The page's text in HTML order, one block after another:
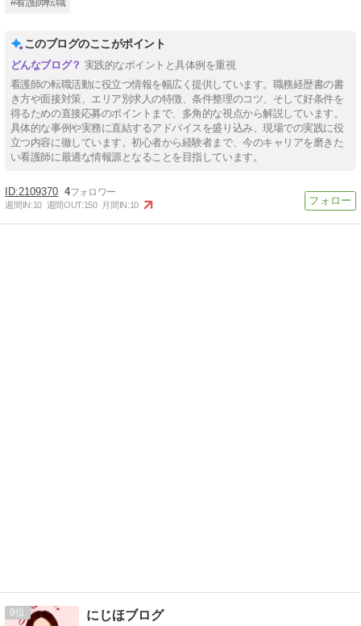
このブログのここがポイント
実践的なポイントと具体例を重視
看護師の転職活動に役立つ情報を幅広く提供しています。職務経歴書の書
き方や面接対策、エリア別求人の特徴、条件整理のコツ、そして好条件を
得るための直接応募のポイントまで、多角的な視点から解説しています。
具体的な事例や実務に直結するアドバイスを盛り込み、現場での実践に役
立つ内容に徹しています。初心者から経験者まで、今のキャリアを磨きた
い看護師に最適な情報源となることを目指しています。
2109370 4
週間IN:10 週間OUT:150 月間IN:10
9 にじほブログ